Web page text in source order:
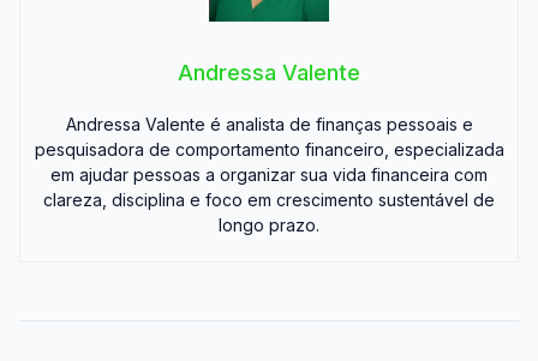
Andressa Valente
Andressa Valente é analista de finanças pessoais e
pesquisadora de comportamento financeiro, especializada
em ajudar pessoas a organizar sua vida financeira com
clareza, disciplina e foco em crescimento sustentável de
longo prazo.